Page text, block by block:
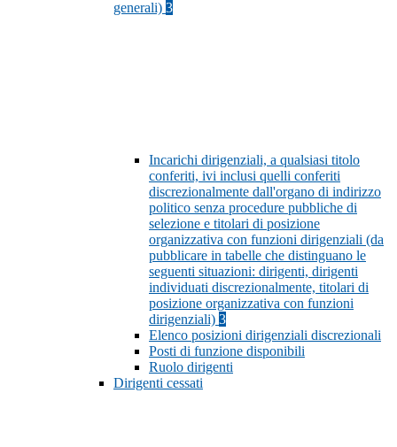
generali) 3
Incarichi dirigenziali, a qualsiasi titolo
conferiti, ivi inclusi quelli conferiti
discrezionalmente dall'organo di indirizzo
politico senza procedure pubbliche di
selezione e titolari di posizione
organizzativa con funzioni dirigenziali (da
pubblicare in tabelle che distinguano le
seguenti situazioni: dirigenti, dirigenti
individuati discrezionalmente, titolari di
posizione organizzativa con funzioni
dirigenziali) 3
Elenco posizioni dirigenziali discrezionali
Posti di funzione disponibili
Ruolo dirigenti
Dirigenti cessati